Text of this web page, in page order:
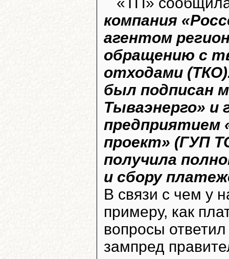
компания
агентом
обращению с
отходами
был подписан
Тываэнерго»
предприятием
проект» (ГУП
получила
и сбору
В связи с чем у
примеру, как
вопросы
зампред